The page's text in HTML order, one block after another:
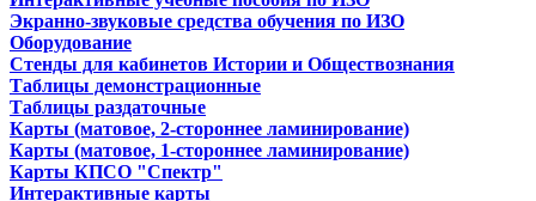
Экранно-звуковые средства обучения по ИЗО
Оборудование
Стенды для кабинетов Истории и Обществознания
Таблицы демонстрационные
Таблицы раздаточные
Карты (матовое, 2-стороннее ламинирование)
Карты (матовое, 1-стороннее ламинирование)
Карты КПСО "Спектр"
Интерактивные карты